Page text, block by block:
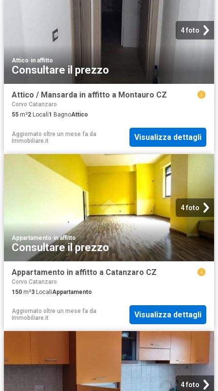
4 foto
Attico·in affitto
Consultare il prezzo
Attico / Mansarda in affitto a Montauro CZ
Corvo Catanzaro
55 m²2 Locali1 BagnoAttico
Aggiornato oltre un mese fa da
Immobiliare.it
Visualizza dettagli
4 foto
Appartamento·in affitto
Consultare il prezzo
Appartamento in affitto a Catanzaro CZ
Corvo Catanzaro
150 m²3 LocaliAppartamento
Aggiornato oltre un mese fa da
Immobiliare.it
Visualizza dettagli
4 foto